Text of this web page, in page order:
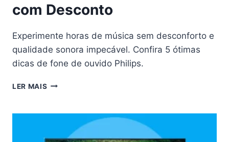
com Desconto
Experimente horas de música sem desconforto e
qualidade sonora impecável. Confira 5 ótimas
dicas de fone de ouvido Philips.
LER MAIS TOP
DE
PHILIPS